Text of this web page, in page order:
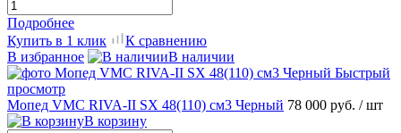
Подробнее
Купить в 1 клик
К сравнению
В избранное
В наличии
Быстрый
просмотр
Мопед VMC RIVA-II SX 48(110) см3 Черный 78 000 руб. / шт
В корзину